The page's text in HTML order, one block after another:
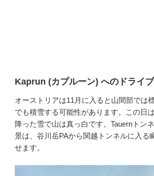
Kaprun (カプルーン) へのドライブ
オーストリアは11月に入ると山間部では
でも積雪する可能性があります。この日
降った雪で山は真っ白です。Tauernトン
景は、谷川岳PAから関越トンネルに入る
せます。